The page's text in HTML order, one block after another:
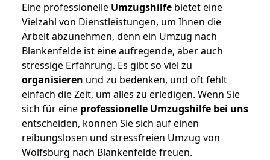
Eine professionelle Umzugshilfe bietet eine
Vielzahl von Dienstleistungen, um Ihnen die
Arbeit abzunehmen, denn ein Umzug nach
Blankenfelde ist eine aufregende, aber auch
stressige Erfahrung. Es gibt so viel zu
organisieren und zu bedenken, und oft fehlt
einfach die Zeit, um alles zu erledigen. Wenn Sie
sich für eine professionelle Umzugshilfe bei uns
entscheiden, können Sie sich auf einen
reibungslosen und stressfreien Umzug von
Wolfsburg nach Blankenfelde freuen.